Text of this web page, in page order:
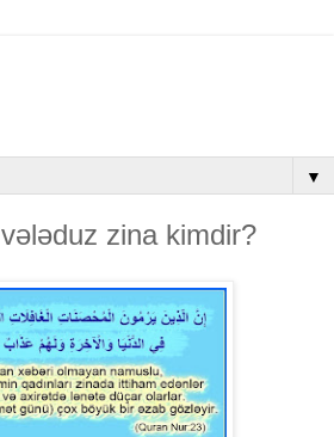
▼
zina kimdir?